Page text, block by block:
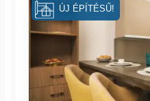
ÚJ ÉPÍTÉSŰ!